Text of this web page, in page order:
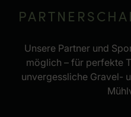
Unsere Partner und
möglich – für perfekte
unvergessliche Gravel-